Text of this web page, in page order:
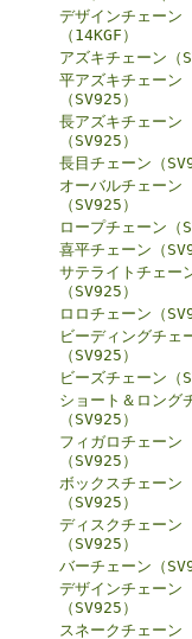
デザインチェーン
（14KGF）
アズキチェーン（
平アズキチェーン
（SV925）
長アズキチェーン
（SV925）
長目チェーン（
オーバルチェーン
（SV925）
ロープチェーン（
喜平チェーン（
サテライトチェー
（SV925）
ロロチェーン（
ビーディングチェ
（SV925）
ビーズチェーン（
ショート＆ロング
（SV925）
フィガロチェーン
（SV925）
ボックスチェーン
（SV925）
ディスクチェーン
（SV925）
バーチェーン（
デザインチェーン
（SV925）
スネークチェーン